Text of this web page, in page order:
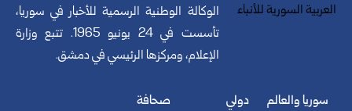
الوكالة الوطنية الرسمية للأخبار في سوريا،
تأسست في 24 يونيو 1965. تتبع وزارة
الإعلام، ومركزها الرئيسي في دمشق.
سوريا والعالم
دولي
صحافة